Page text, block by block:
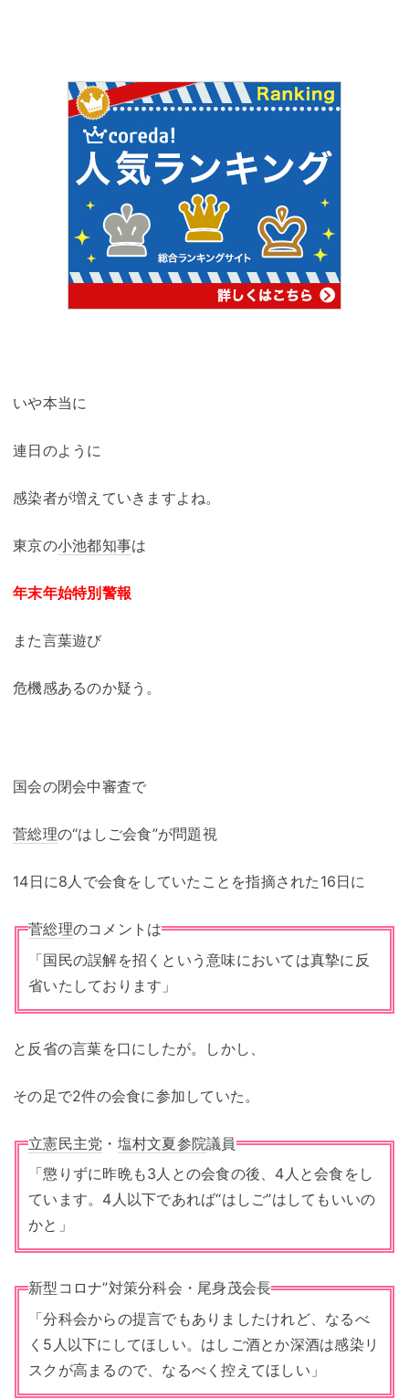
いや本当に
連日のように
感染者が増えていきますよね。
東京の小池都知事は
年末年始特別警報
また言葉遊び
危機感あるのか疑う。
国会の閉会中審査で
菅総理の“はしご会食”が問題視
14日に8人で会食をしていたことを指摘された16日に
菅総理のコメントは
「国民の誤解を招くという意味においては真摯に反
省いたしております」
と反省の言葉を口にしたが。しかし、
その足で2件の会食に参加していた。
立憲民主党 ・ 塩村文夏参院議員
「懲りずに昨晩も3人との会食の後、4人と会食をし
ています。4人以下であれば“はしご”はしてもいいの
かと」
新型コロナ”対策分科会・尾身茂会長
「分科会からの提言でもありましたけれど、なるべ
く5人以下にしてほしい。はしご酒とか深酒は感染リ
スクが高まるので、なるべく控えてほしい」